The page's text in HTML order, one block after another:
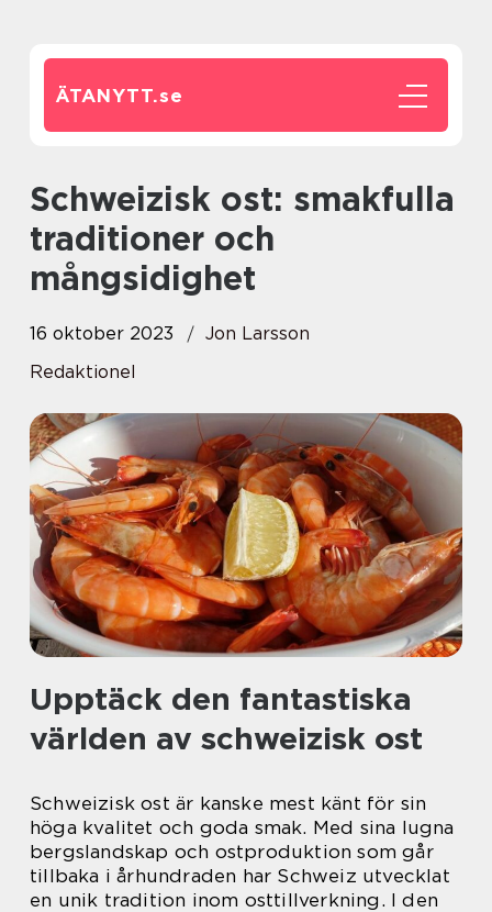
ÄTANYTT.se
Schweizisk ost: smakfulla
traditioner och
mångsidighet
16 oktober 2023
Jon Larsson
Redaktionel
Upptäck den fantastiska
världen av schweizisk ost
Schweizisk ost är kanske mest känt för sin
höga kvalitet och goda smak. Med sina lugna
bergslandskap och ostproduktion som går
tillbaka i århundraden har Schweiz utvecklat
en unik tradition inom osttillverkning. I den